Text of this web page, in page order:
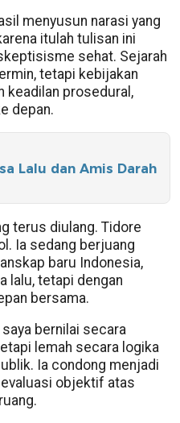
menyusun narasi yang
itulah tulisan ini
sehat. Sejarah
tetapi kebijakan
keadilan prosedural,
depan.
Lalu dan Amis Darah
terus diulang. Tidore
Ia sedang berjuang
baru Indonesia,
lalu, tetapi dengan
bersama.
bernilai secara
lemah secara logika
Ia condong menjadi
objektif atas